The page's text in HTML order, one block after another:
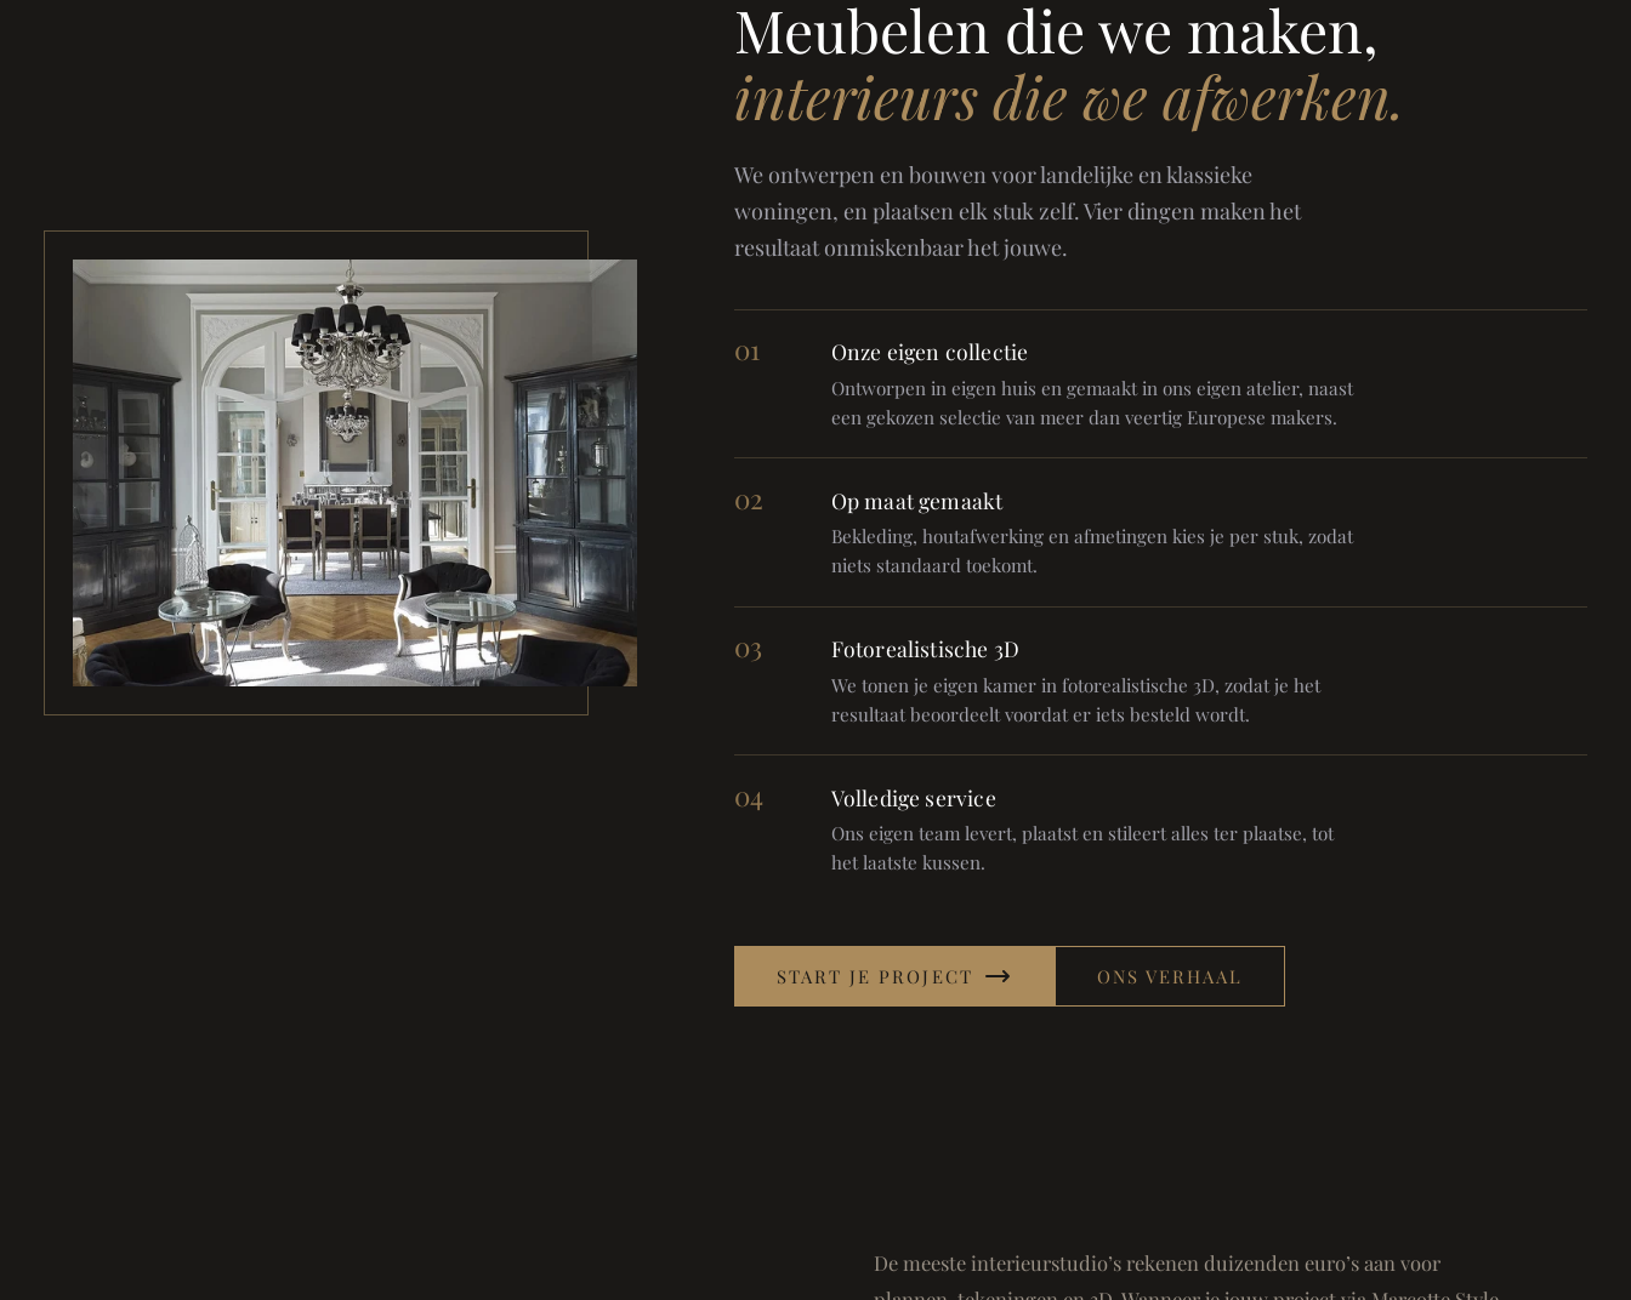
Meubelen die we maken,
interieurs die we afwerken.
We ontwerpen en bouwen voor landelijke en klassieke
woningen, en plaatsen elk stuk zelf. Vier dingen maken het
resultaat onmiskenbaar het jouwe.
01 Onze eigen collectie
Ontworpen in eigen huis en gemaakt in ons eigen atelier, naast
een gekozen selectie van meer dan veertig Europese makers.
02 Op maat gemaakt
Bekleding, houtafwerking en afmetingen kies je per stuk, zodat
niets standaard toekomt.
03 Fotorealistische 3D
We tonen je eigen kamer in fotorealistische 3D, zodat je het
resultaat beoordeelt voordat er iets besteld wordt.
04 Volledige service
Ons eigen team levert, plaatst en stileert alles ter plaatse, tot
het laatste kussen.
START JE PROJECT ONS VERHAAL
De meeste interieurstudio’s rekenen duizenden euro’s aan voor